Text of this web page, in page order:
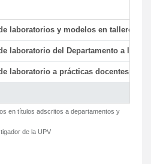
laboratorios y modelos en talleres/
laboratorio del Departamento a la
laboratorio a prácticas docentes y
en títulos adscritos a departamentos y
de la UPV